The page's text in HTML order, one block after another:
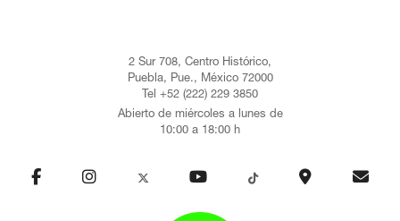
2 Sur 708, Centro Histórico,
Puebla, Pue., México 72000
Tel +52 (222) 229 3850
Abierto de miércoles a lunes de
10:00 a 18:00 h